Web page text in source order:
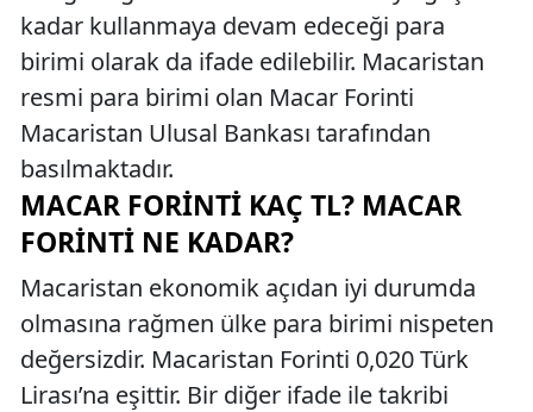
kadar kullanmaya devam edeceği para
birimi olarak da ifade edilebilir. Macaristan
resmi para birimi olan Macar Forinti
Macaristan Ulusal Bankası tarafından
basılmaktadır.
MACAR FORINTI KAÇ TL? MACAR
FORINTI NE KADAR?
Macaristan ekonomik açıdan iyi durumda
olmasına rağmen ülke para birimi nispeten
değersizdir. Macaristan Forinti 0,020 Türk
Lirası’na eşittir. Bir diğer ifade ile takribi